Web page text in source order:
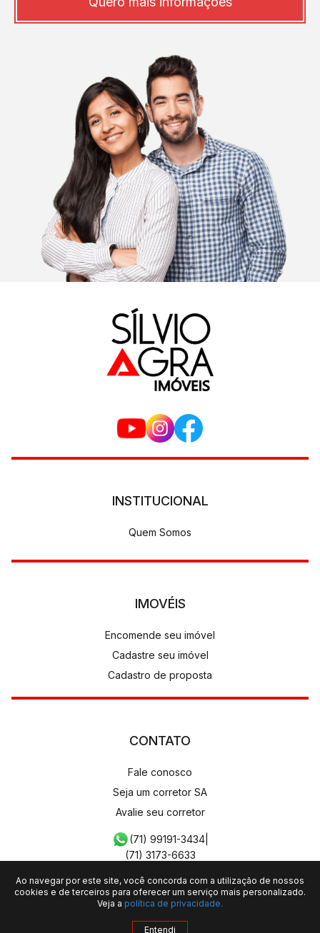
Ao navegar por este site, você concorda com a utilização de nossos
cookies e de terceiros para oferecer um serviço mais personalizado.
Veja a política de privacidade.
Entendi
INSTITUCIONAL
Quem Somos
IMOVÉIS
Encomende seu imóvel
Cadastre seu imóvel
Cadastro de proposta
CONTATO
Fale conosco
Seja um corretor SA
Avalie seu corretor
(71) 99191-3434|
(71) 3173-6633
SÍLVIO AGRA IMÓVEIS LTDA - CRECI: 968PJ